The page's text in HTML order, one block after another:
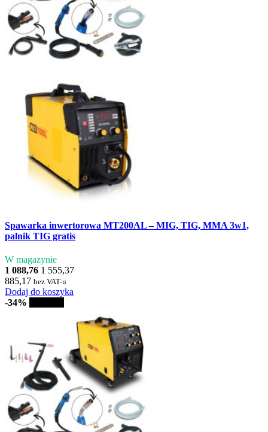
Spawarka inwertorowa MT200AL – MIG, TIG, MMA 3w1,
palnik TIG gratis
W magazynie
1 088,76 1 555,37
885,17 bez VAT-u
Dodaj do koszyka
-34%